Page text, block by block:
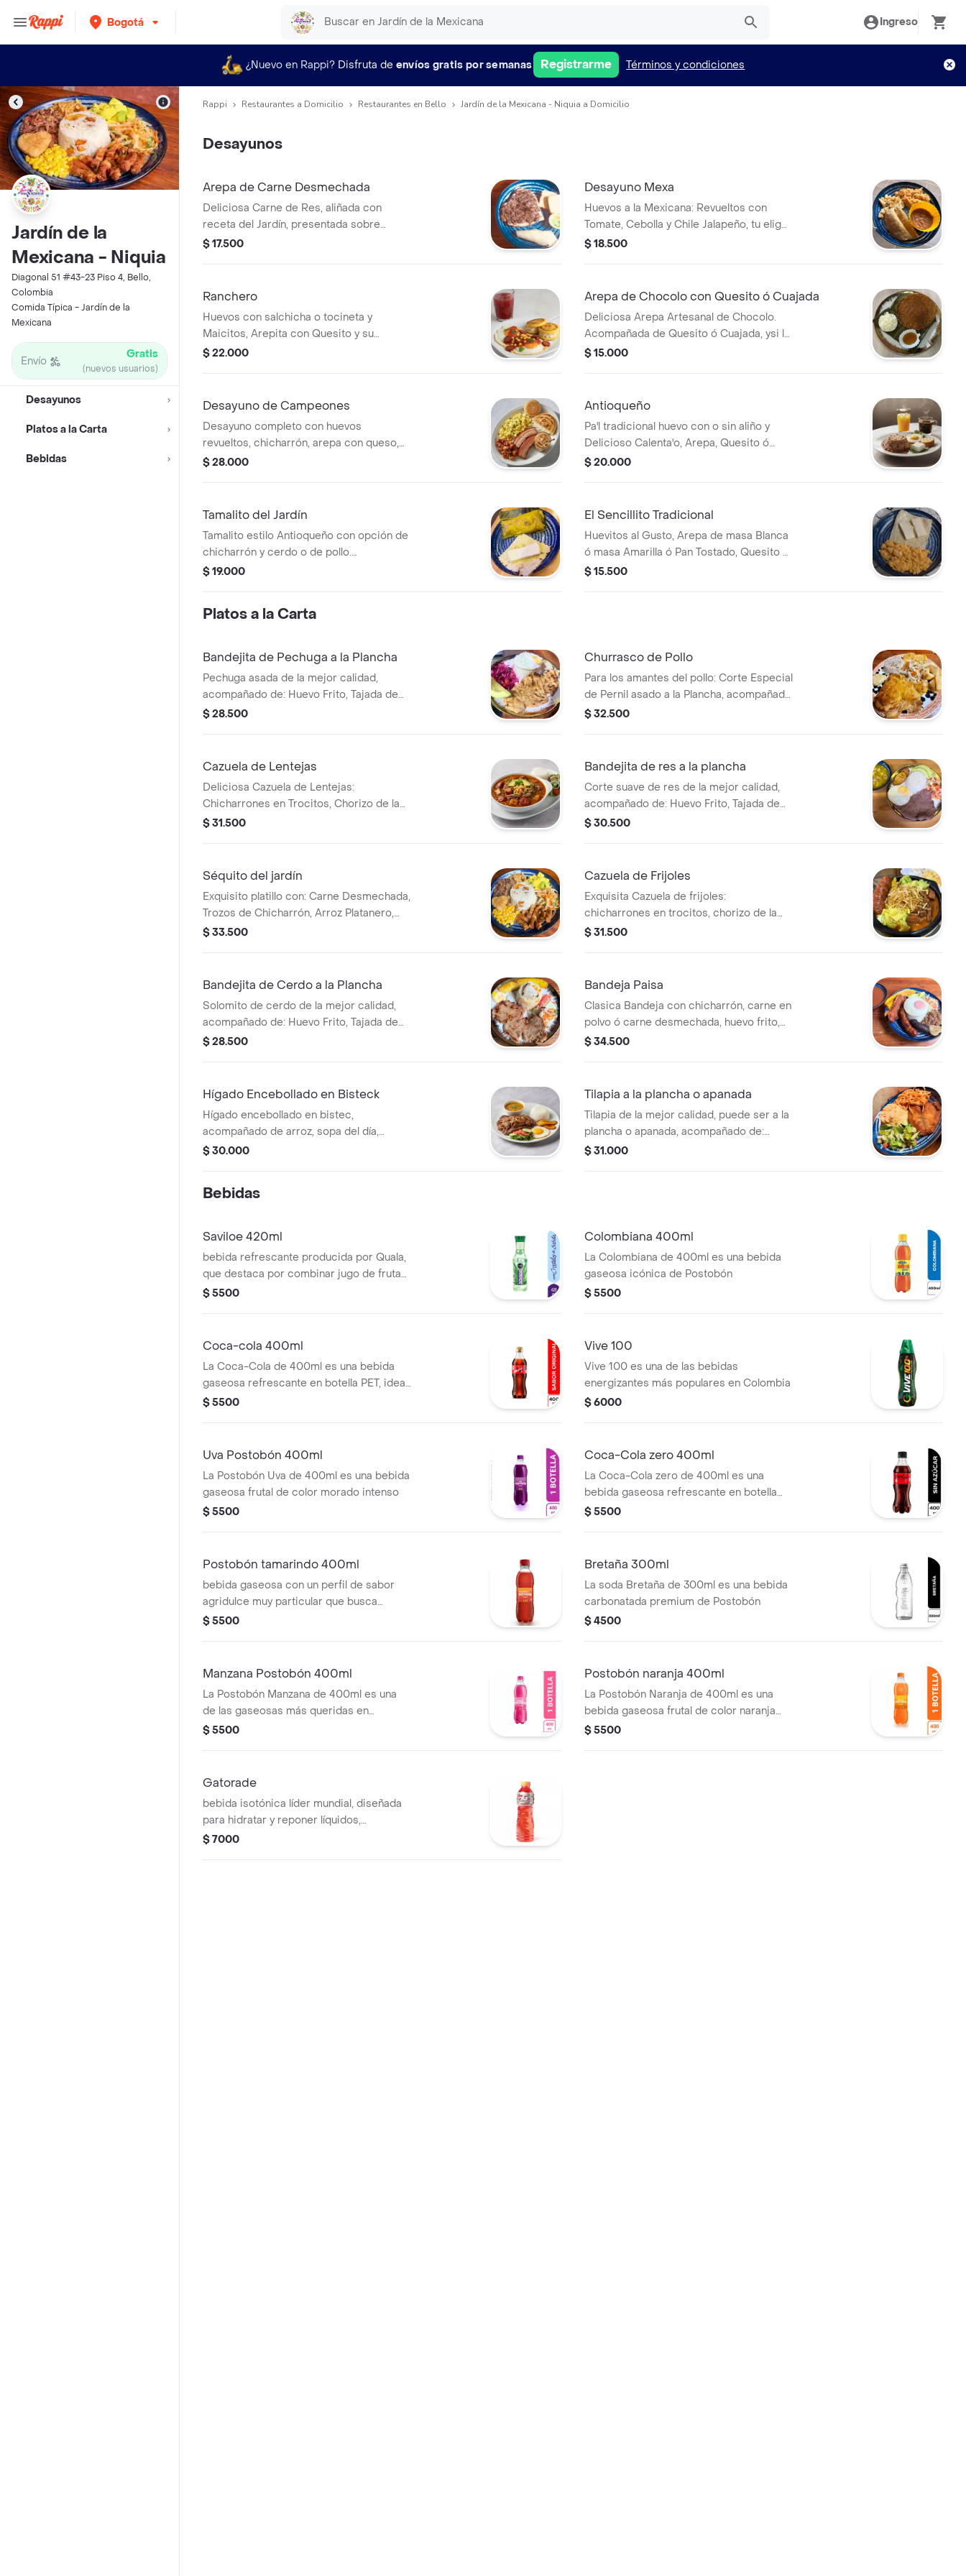
Bogotá Ingreso
¿Nuevo en Rappi? Disfruta de envíos gratis por semanas Registrarme Términos y condiciones
Jardín de la
Mexicana - Niquia
Diagonal 51 #43-23 Piso 4, Bello,
Colombia
Comida Típica - Jardín de la
Mexicana
Envío Gratis
(nuevos usuarios)
Desayunos
Platos a la Carta
Bebidas
Rappi Restaurantes a Domicilio Restaurantes en Bello Jardín de la Mexicana - Niquia a Domicilio
Desayunos
Arepa de Carne Desmechada
Deliciosa Carne de Res, aliñada con
receta del Jardín, presentada sobre
Arepa de Masa Amarilla o Masa Blanca.
$ 17.500
Desayuno Mexa
Huevos a la Mexicana: Revueltos con
Tomate, Cebolla y Chile Jalapeño, tu elige
el nivel de picante, suave o muy picante.
$ 18.500
Ranchero
Huevos con salchicha o tocineta y
Maicitos, Arepita con Quesito y su
respectiva bebida (Los huevos pueden
$ 22.000
Arepa de Chocolo con Quesito ó Cuajada
Deliciosa Arepa Artesanal de Chocolo.
Acompañada de Quesito ó Cuajada, ysi lo
desea, Miel Natural de Abeja.
$ 15.000
Desayuno de Campeones
Desayuno completo con huevos
revueltos, chicharrón, arepa con queso,
galleta y bebida a elección: café o
$ 28.000
Antioqueño
Pa'l tradicional huevo con o sin aliño y
Delicioso Calenta'o, Arepa, Quesito ó
Cuajada, Galletas ó Pan Tostado. Café
$ 20.000
Tamalito del Jardín
Tamalito estilo Antioqueño con opción de
chicharrón y cerdo o de pollo.
Acompañado de arepa y queso.
$ 19.000
El Sencillito Tradicional
Huevitos al Gusto, Arepa de masa Blanca
ó masa Amarilla ó Pan Tostado, Quesito ó
Cuajada. Incluye Bebida Caliente ó
$ 15.500
Platos a la Carta
Bandejita de Pechuga a la Plancha
Pechuga asada de la mejor calidad,
acompañado de: Huevo Frito, Tajada de
Maduro ó Patacones, Ensalada, Arroz y
Papas Gajo. Incluye Sopa y Jugo del día.
$ 28.500
Churrasco de Pollo
Para los amantes del pollo: Corte Especial
de Pernil asado a la Plancha, acompañado
de Papitas Gajo, Arroz Blanco ó Arroz
$ 32.500
Cazuela de Lentejas
Deliciosa Cazuela de Lentejas:
Chicharrones en Trocitos, Chorizo de la
mejor calidad, Carne en Polvo o carne
porción de Arroz y Ensalada.
$ 31.500
Bandejita de res a la plancha
Corte suave de res de la mejor calidad,
acompañado de: Huevo Frito, Tajada de
Maduro ó Patacones, Ensalada, Arroz y
ó Papas Gajo. Incluye Sopita y Jugo del
$ 30.500
Séquito del jardín
Exquisito platillo con: Carne Desmechada,
Trozos de Chicharrón, Arroz Platanero,
Ensalada, Aguacate, Maicitos, Papas
$ 33.500
Cazuela de Frijoles
Exquisita Cazuela de frijoles:
chicharrones en trocitos, chorizo de la
mejor calidad, carne en polvo ó carne
porción de Arroz, Ensalada y Jugo del Día.
$ 31.500
Bandejita de Cerdo a la Plancha
Solomito de cerdo de la mejor calidad,
acompañado de: Huevo Frito, Tajada de
Maduro ó Patacones, Ensalada, Arroz y
ó Papas Gajo. Incluye Sopa y Jugo del día.
$ 28.500
Bandeja Paisa
Clasica Bandeja con chicharrón, carne en
polvo ó carne desmechada, huevo frito,
chorizo, morcilla, frijolitos, arroz,
$ 34.500
Hígado Encebollado en Bisteck
Hígado encebollado en bistec,
acompañado de arroz, sopa del día,
ensalada, huevo frito y tajadita de maduro.
$ 30.000
Tilapia a la plancha o apanada
Tilapia de la mejor calidad, puede ser a la
plancha o apanada, acompañado de:
Tajada de Maduro ó Patacones, Ensalada,
$ 31.000
Bebidas
Saviloe 420ml
bebida refrescante producida por Quala,
que destaca por combinar jugo de frutas
con trozos reales de cristal de sábila
$ 5500
Colombiana 400ml
La Colombiana de 400ml es una bebida
gaseosa icónica de Postobón
$ 5500
Coca-cola 400ml
La Coca-Cola de 400ml es una bebida
gaseosa refrescante en botella PET, ideal
para consumo personal y movilidad
$ 5500
Vive 100
Vive 100 es una de las bebidas
energizantes más populares en Colombia
$ 6000
Uva Postobón 400ml
La Postobón Uva de 400ml es una bebida
gaseosa frutal de color morado intenso
$ 5500
Coca-Cola zero 400ml
La Coca-Cola zero de 400ml es una
bebida gaseosa refrescante en botella
PET, ideal para consumo personal y
$ 5500
Postobón tamarindo 400ml
bebida gaseosa con un perfil de sabor
agridulce muy particular que busca
evocar las bebidas tradicionales hechas
$ 5500
Bretaña 300ml
La soda Bretaña de 300ml es una bebida
carbonatada premium de Postobón
$ 4500
Manzana Postobón 400ml
La Postobón Manzana de 400ml es una
de las gaseosas más queridas en
Colombia
$ 5500
Postobón naranja 400ml
La Postobón Naranja de 400ml es una
bebida gaseosa frutal de color naranja
vibrante
$ 5500
Gatorade
bebida isotónica líder mundial, diseñada
para hidratar y reponer líquidos,
electrolitos
$ 7000